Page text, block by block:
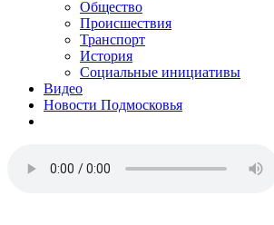
Общество
Происшествия
Транспорт
История
Социальные инициативы
Видео
Новости Подмосковья